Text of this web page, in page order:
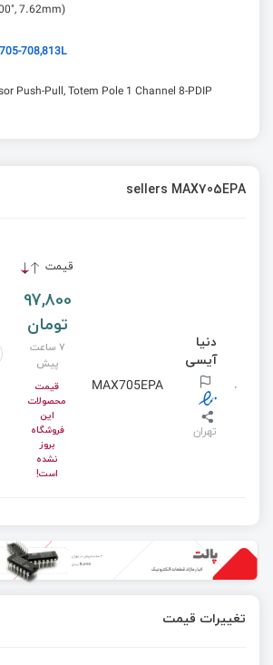
7.62mm)
708,813L
Push-Pull, Totem Pole 1 Channel 8-PDIP
sellers MAX705EPA
قیمت
دنیا
آیسی
تهران
MAX705EPA
97,800
تومان
7 ساعت
پیش
قیمت
محصولات
این
فروشگاه
بروز
نشده
است!
تغییرات قیمت